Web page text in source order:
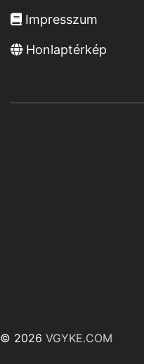
Impresszum
Honlaptérkép
© 2026 VGYKE.COM